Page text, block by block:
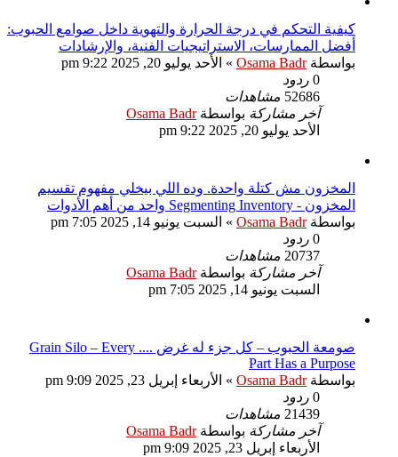
كيفية التحكم في درجة الحرارة والتهوية داخل صوامع الحبوب:
أفضل الممارسات، الاستراتيجيات الفنية، والإرشادات
بواسطةOsama Badr
» الأحد يوليو 20, 2025 9:22 pm
0 ردود
52686 مشاهدات
آخر مشاركة بواسطةOsama Badr
الأحد يوليو 20, 2025 9:22 pm
المخزون مش كتلة واحدة. وده اللي بيخلي مفهوم تقسيم
المخزون - Segmenting Inventory واحد من أهم الأدوات
بواسطةOsama Badr
» السبت يونيو 14, 2025 7:05 pm
0 ردود
20737 مشاهدات
آخر مشاركة بواسطةOsama Badr
السبت يونيو 14, 2025 7:05 pm
صومعة الحبوب – كل جزء له غرض .... Grain Silo – Every
Part Has a Purpose
بواسطةOsama Badr
» الأربعاء إبريل 23, 2025 9:09 pm
0 ردود
21439 مشاهدات
آخر مشاركة بواسطةOsama Badr
الأربعاء إبريل 23, 2025 9:09 pm